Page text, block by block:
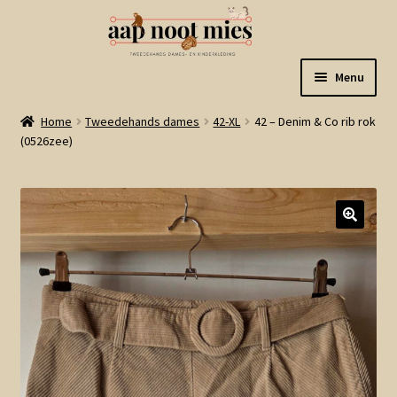
naar
navigatie
de
inhoud
Menu
Welkom
Winkel
Mijn account
Winkelmand
Linkjes
Home Tweedehands dames 42-XL
42 – Denim & Co rib rok
(0526zee)